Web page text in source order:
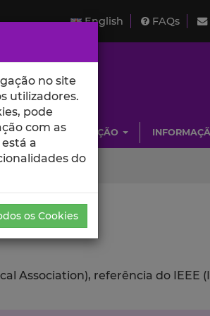
English FAQs
INVESTIGAÇÃO
Association), referência do IEEE
no site
utilizadores.
pode
com as
a
do
os Cookies